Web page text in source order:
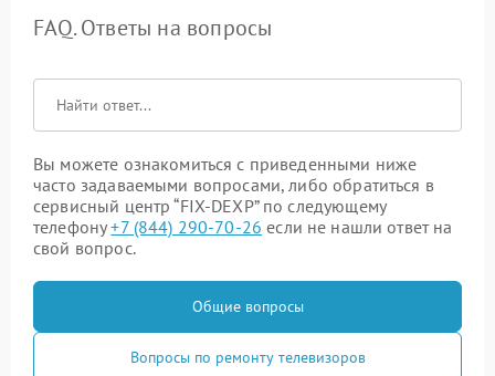
FAQ. Ответы на вопросы
Вы можете ознакомиться с приведенными ниже
часто задаваемыми вопросами, либо обратиться в
сервисный центр “FIX-DEXP” по следующему
телефону+7 (844) 290-70-26 если не нашли ответ на
свой вопрос.
Общие вопросы
Вопросы по ремонту телевизоров